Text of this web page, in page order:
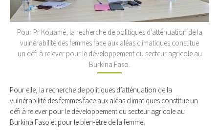
Pour Pr Kouamé, la recherche de politiques d’atténuation de la
vulnérabilité des femmes face aux aléas climatiques constitue
un défi à relever pour le développement du secteur agricole au
Burkina Faso.
Pour elle, la recherche de politiques d’atténuation de la
vulnérabilité des femmes face aux aléas climatiques constitue un
défi à relever pour le développement du secteur agricole au
Burkina Faso et pour le bien-être de la femme.